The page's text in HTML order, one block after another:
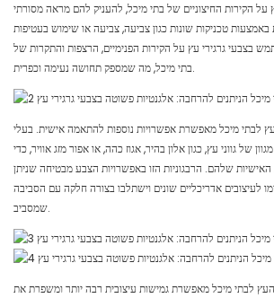
על הקירות החיצוניים של בתי מיכל, להעניק להם מראה מסורתי
באמצעות טכניקות שונות כגון צביעה, צביעה או שימוש בעטיפות
בצבעי גרגירי עץ על הקירות הפנימיים, הרצפות והתקרות של
בתי מיכל, מה שמספק תחושה נעימה וכפרית.
לבתי מיכל מאפשרת אפשרויות נוספות להתאמה אישית. בעלי
של גווני עץ, כגון אלון בהיר, אגוז כהה, או אפור מזג אוויר, כדי
האישיות שלהם. הרבגוניות הזו באפשרויות הצבע מבטיחה שניתן
לעיצובים אדריכליים שונים וישתלבו בצורה חלקה עם הסביבה
שמסביב.
לבתי מיכל מאפשרת גמישות עיצובית רבה יותר ומשפרת את